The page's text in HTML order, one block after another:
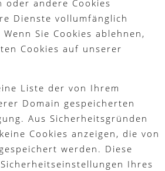
oder andere Cookies
Dienste vollumfänglich
Sie Cookies ablehnen,
Cookies auf unserer
Liste der von Ihrem
Domain gespeicherten
Aus Sicherheitsgründen
Cookies anzeigen, die von
werden. Diese
Ihres